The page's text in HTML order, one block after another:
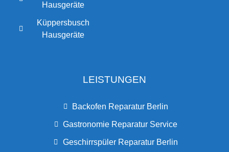
Hausgeräte
Küppersbusch
Hausgeräte
LEISTUNGEN
Backofen Reparatur Berlin
Gastronomie Reparatur Service
Geschirrspüler Reparatur Berlin